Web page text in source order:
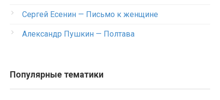
Сергей Есенин — Письмо к женщине
Александр Пушкин — Полтава
Популярные тематики